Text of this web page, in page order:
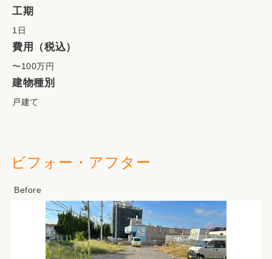
工期
1日
費用（税込）
〜100万円
建物種別
戸建て
ビフォー・アフター